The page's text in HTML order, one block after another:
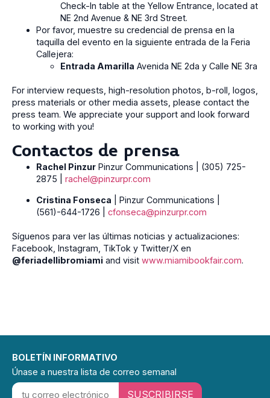
Check-In table at the Yellow Entrance, located at
NE 2nd Avenue & NE 3rd Street.
Por favor, muestre su credencial de prensa en la
taquilla del evento en la siguiente entrada de la Feria
Callejera:
Entrada Amarilla Avenida NE 2da y Calle NE 3ra
For interview requests, high-resolution photos, b-roll, logos,
press materials or other media assets, please contact the
press team. We appreciate your support and look forward
to working with you!
Contactos de prensa
Rachel Pinzur Pinzur Communications | (305) 725-
2875 | rachel@pinzurpr.com
Cristina Fonseca | Pinzur Communications |
(561)-644-1726 | cfonseca@pinzurpr.com
Síguenos para ver las últimas noticias y actualizaciones:
Facebook, Instagram, TikTok y Twitter/X en
@feriadellibromiami and visit www.miamibookfair.com.
BOLETÍN INFORMATIVO
Únase a nuestra lista de correo semanal
SUSCRIBIRSE